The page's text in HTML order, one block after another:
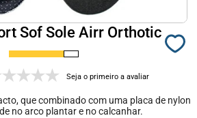
Sof Sole Airr Orthotic
Seja o primeiro a avaliar
que combinado com uma placa de nylon
no arco plantar e no calcanhar.